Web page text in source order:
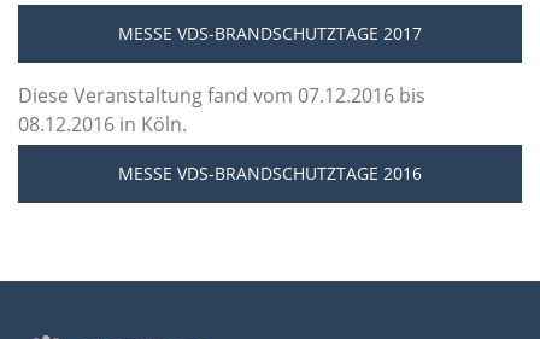
MESSE VDS-BRANDSCHUTZTAGE 2017
Diese Veranstaltung fand vom 07.12.2016 bis
08.12.2016 in Köln.
MESSE VDS-BRANDSCHUTZTAGE 2016